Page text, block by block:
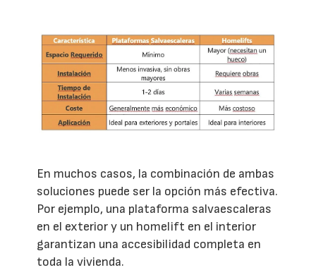
En muchos casos, la combinación de ambas
soluciones puede ser la opción más efectiva.
Por ejemplo, una plataforma salvaescaleras
en el exterior y un homelift en el interior
garantizan una accesibilidad completa en
toda la vivienda.